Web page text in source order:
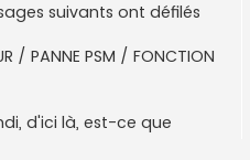
suivants ont défilés
/ PANNE PSM / FONCTION
d'ici là, est-ce que